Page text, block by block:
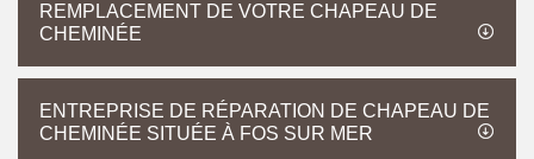
REMPLACEMENT DE VOTRE CHAPEAU DE
CHEMINÉE
ENTREPRISE DE RÉPARATION DE CHAPEAU DE
CHEMINÉE SITUÉE À FOS SUR MER